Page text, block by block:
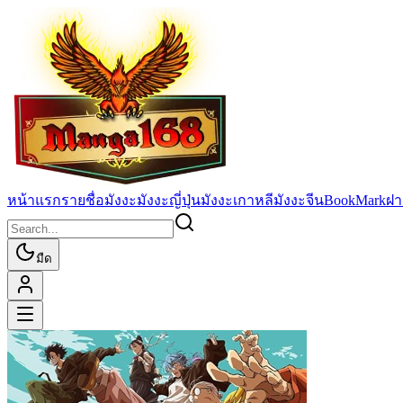
หน้าแรกรายชื่อมังงะมังงะญี่ปุ่นมังงะเกาหลีมังงะจีนBookMarkฝ
มืด